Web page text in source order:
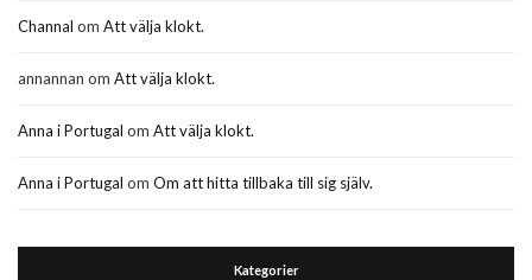
Channal om Att välja klokt.
annannan om Att välja klokt.
Anna i Portugal om Att välja klokt.
Anna i Portugal om Om att hitta tillbaka till sig själv.
Kategorier